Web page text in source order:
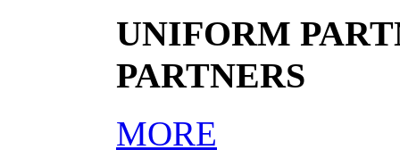
UNIFORM
PARTNERS
MORE